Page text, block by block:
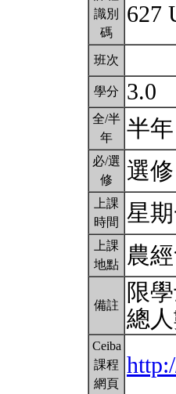
識別
碼
627
班次
學分 3.0
全/半
年
半年
必/選
修
選修
上課
時間
星
上課
地點
農
備註
限
總
Ceiba
課程
網頁